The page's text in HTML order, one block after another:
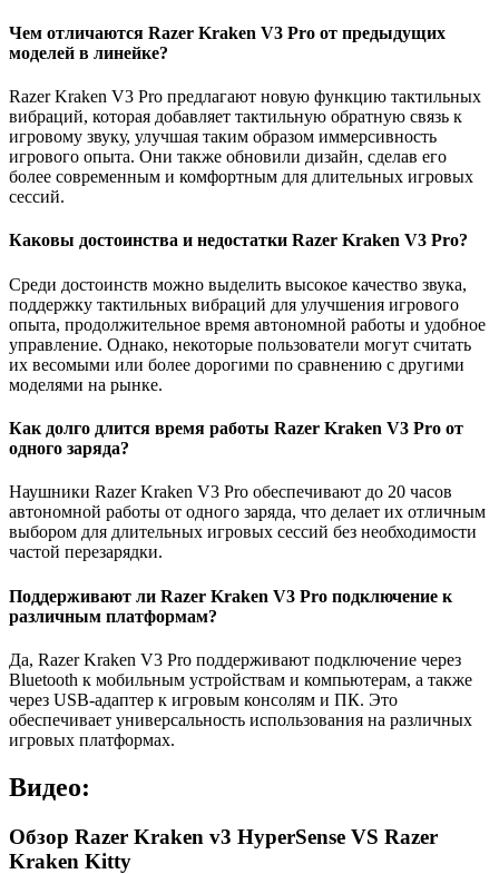
Чем отличаются Razer Kraken V3 Pro от предыдущих
моделей в линейке?
Razer Kraken V3 Pro предлагают новую функцию тактильных
вибраций, которая добавляет тактильную обратную связь к
игровому звуку, улучшая таким образом иммерсивность
игрового опыта. Они также обновили дизайн, сделав его
более современным и комфортным для длительных игровых
сессий.
Каковы достоинства и недостатки Razer Kraken V3 Pro?
Среди достоинств можно выделить высокое качество звука,
поддержку тактильных вибраций для улучшения игрового
опыта, продолжительное время автономной работы и удобное
управление. Однако, некоторые пользователи могут считать
их весомыми или более дорогими по сравнению с другими
моделями на рынке.
Как долго длится время работы Razer Kraken V3 Pro от
одного заряда?
Наушники Razer Kraken V3 Pro обеспечивают до 20 часов
автономной работы от одного заряда, что делает их отличным
выбором для длительных игровых сессий без необходимости
частой перезарядки.
Поддерживают ли Razer Kraken V3 Pro подключение к
различным платформам?
Да, Razer Kraken V3 Pro поддерживают подключение через
Bluetooth к мобильным устройствам и компьютерам, а также
через USB-адаптер к игровым консолям и ПК. Это
обеспечивает универсальность использования на различных
игровых платформах.
Видео:
Обзор Razer Kraken v3 HyperSense VS Razer
Kraken Kitty